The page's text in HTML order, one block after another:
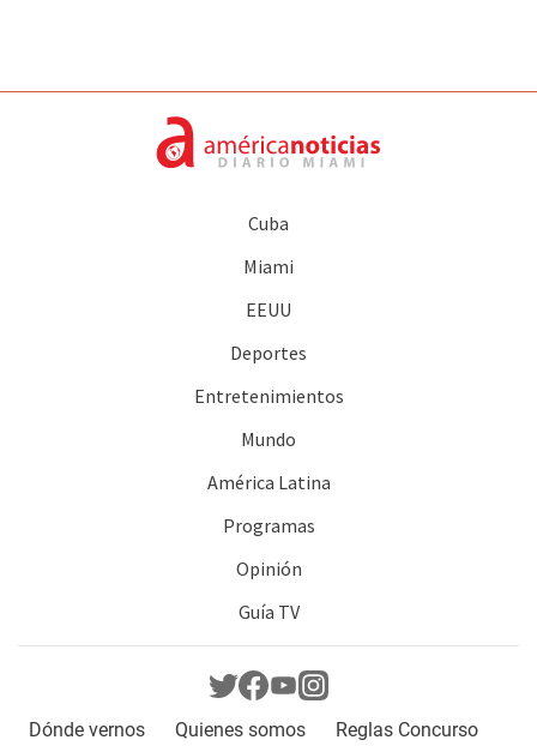
Cuba
Miami
EEUU
Deportes
Entretenimientos
Mundo
América Latina
Programas
Opinión
Guía TV
Dónde vernos Quienes somos Reglas Concurso